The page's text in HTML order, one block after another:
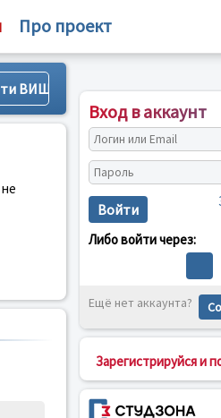
Про проект
Вход в аккаунт
Войти
Либо войти через:
Ещё нет аккаунта?
Зарегистрируйся и